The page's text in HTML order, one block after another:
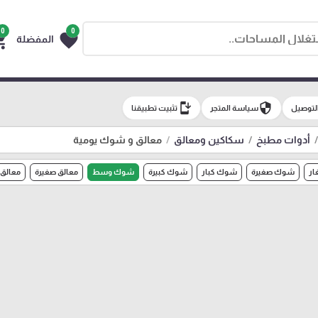
0
favorite المفضلة
0
securityسياسة المتجر install_mobileتثبيت تطبيقنا
أدوات مطبخ سكاكين ومعالق معالق و شوك يومية
شوك صغيرة شوك كبار شوك كبيرة شوك وسط معالق صغيرة